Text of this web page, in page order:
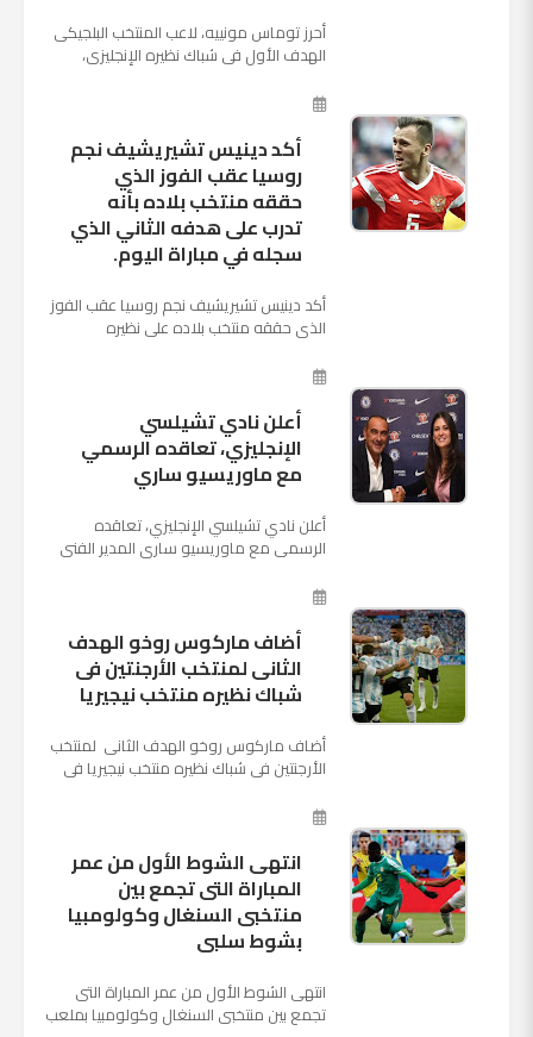
أحرز توماس مونييه، لاعب المنتخب البلجيكى
الهدف الأول فى شباك نظيره الإنجليزى،
بينهما حاليا على م...
أكد دينيس تشيريشيف نجم
روسيا عقب الفوز الذي
حققه منتخب بلاده بأنه
تدرب على هدفه الثاني الذي
سجله في مباراة اليوم.
أكد دينيس تشيريشيف نجم روسيا عقب الفوز
الذي حققه منتخب بلاده على نظيره
كأس العالم بأنه تدرب على هد...
أعلن نادي تشيلسي
الإنجليزي، تعاقده الرسمي
مع ماوريسيو ساري
أعلن نادي تشيلسي الإنجليزي، تعاقده
الرسمي مع ماوريسيو ساري المدير الفني
المقبل وخلافة أنطونيو كو...
أضاف ماركوس روخو الهدف
الثانى لمنتخب الأرجنتين فى
شباك نظيره منتخب نيجيريا
أضاف ماركوس روخو الهدف الثانى لمنتخب
الأرجنتين فى شباك نظيره منتخب نيجيريا فى
"كريستوفسك...
انتهى الشوط الأول من عمر
المباراة التى تجمع بين
منتخبى السنغال وكولومبيا
بشوط سلبى
انتهى الشوط الأول من عمر المباراة التى
تجمع بين منتخبى السنغال وكولومبيا بملعب